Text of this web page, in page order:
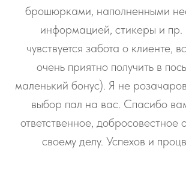
брошюрками, наполненными
информацией, стикеры и пр.
чувствуется забота о клиенте,
очень приятно получить в
маленький бонус). Я не
выбор пал на вас. Спасибо
ответственное, добросовестное
своему делу. Успехов и